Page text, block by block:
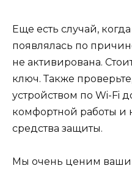
Еще есть случай,
появлялась по
не активирована.
ключ. Также
устройством по Wi-Fi
комфортной работы и
средства защиты.
Мы очень ценим ваши